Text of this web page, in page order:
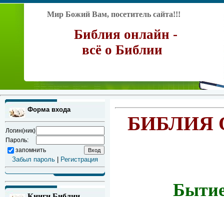
Мир Божий Вам, посетитель сайта!!!
Библия онлайн -
всё о Библии
Форма входа
Логин(ник)
Пароль:
запомнить
Забыл пароль Регистрация
БИБЛИЯ